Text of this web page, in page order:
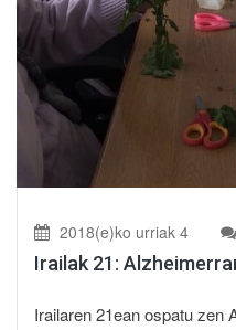
2018(e)ko urriak 4
Irailak 21:
Irailaren 21ean ospatu zen